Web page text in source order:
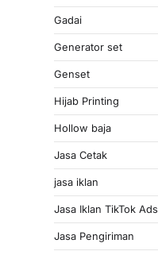
Gadai
Generator set
Genset
Hijab Printing
Hollow baja
Jasa Cetak
jasa iklan
Jasa Iklan TikTok Ads
Jasa Pengiriman